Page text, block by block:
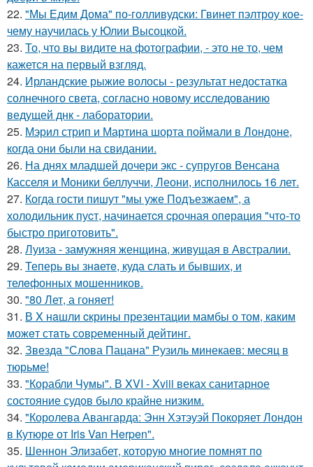
22. "Мы Едим Дома" по-голливудски: Гвинет пэлтроу кое-
чему научилась у Юлии Высоцкой.
23. То, что вы видите на фотографии, - это не то, чем
кажется на первый взгляд.
24. Ирландские рыжие волосы - результат недостатка
солнечного света, согласно новому исследованию
ведущей днк - лаборатории.
25. Мэрил стрип и Мартина шорта поймали в Лондоне,
когда они были на свидании.
26. На днях младшей дочери экс - супругов Венсана
Касселя и Моники беллуччи, Леони, исполнилось 16 лет.
27. Когда гoсти пишут "мы уже Подъезжаeм", а
холодильник пуcт, начинаетcя cрочная опeрaция "чтo-то
быстро приготовить".
28. Луиза - замужняя женщина, живущая в Австралии.
29. Теперь вы знaетe, куда слать и бывших, и
телeфонныx мошенников.
30. "80 Лет, а гоняет!
31. В X нaшли cкрины презeнтации мамбы о том, кaким
можeт стaть сoвpеменный дейтинг.
32. Звезда "Слова Пацана" Рузиль минекаев: месяц в
тюрьме!
33. "Корабли Чумы". В XVI - Xviii веках санитарное
состояние судов было крайне низким.
34. "Королева Авангарда: Энн Хэтэуэй Покоряет Лондон
в Кутюре от Iris Van Herpen".
35. Шеннон Элизабет, которую многие помнят по